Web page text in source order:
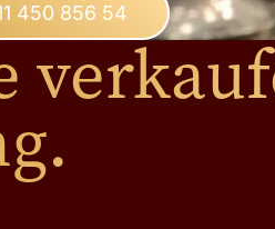
450 856 54